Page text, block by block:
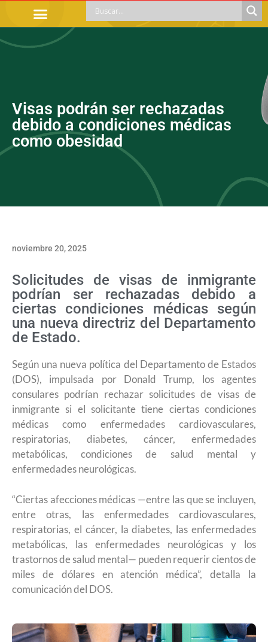
Visas podrán ser rechazadas
debido a condiciones médicas
como obesidad
noviembre 20, 2025
Solicitudes de visas de inmigrante
podrían ser rechazadas debido a
ciertas condiciones médicas según
una nueva directriz del Departamento
de Estado.
Según una nueva política del Departamento de Estados
(DOS), impulsada por Donald Trump, los agentes
consulares podrían rechazar solicitudes de visas de
inmigrante si el solicitante tiene ciertas condiciones
médicas como enfermedades cardiovasculares,
respiratorias, diabetes, cáncer, enfermedades
metabólicas, condiciones de salud mental y
enfermedades neurológicas.
“Ciertas afecciones médicas —entre las que se incluyen,
entre otras, las enfermedades cardiovasculares,
respiratorias, el cáncer, la diabetes, las enfermedades
metabólicas, las enfermedades neurológicas y los
trastornos de salud mental— pueden requerir cientos de
miles de dólares en atención médica”, detalla la
comunicación del DOS.